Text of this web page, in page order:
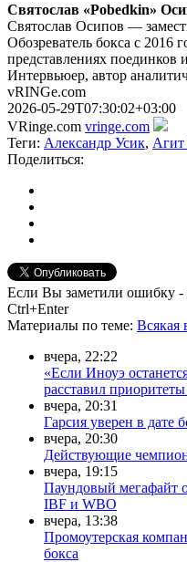
Святослав «Pobedkin»
Святослав Осипов —
Обозреватель бокса с 2016
представлениях поединков
Интервьюер, автор
vRINGe.com
2026-05-29T07:30:02+03:00
VRinge.com vringe.com
Теги: Александр Усик, Агит
Поделиться:
Если Вы заметили ошибку
Ctrl+Enter
Материалы по теме: Всякая
вчера, 22:22
«Если Иноуэ
расставил
вчера, 20:31
Гарсия уверен в дате
вчера, 20:30
Действующие
вчера, 19:15
Паундовый мегафайт
IBF и WBO
вчера, 13:38
Промоутерская
бокса